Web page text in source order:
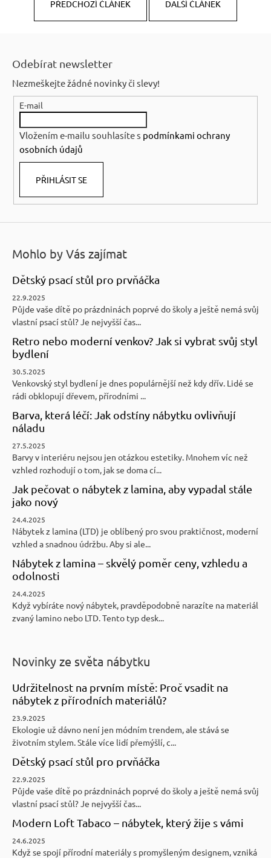
PŘEDCHOZÍ ČLÁNEK DALŠÍ ČLÁNEK
Odebírat newsletter
Nezmeškejte žádné novinky či slevy!
E-mail
Vložením e-mailu souhlasíte s podmínkami ochrany
osobních údajů
PŘIHLÁSIT SE
Mohlo by Vás zajímat
Dětský psací stůl pro prvňáčka
22.9.2025
Půjde vaše dítě po prázdninách poprvé do školy a ještě nemá svůj
vlastní psací stůl? Je nejvyšší čas...
Retro nebo moderní venkov? Jak si vybrat svůj styl
bydlení
30.5.2025
Venkovský styl bydlení je dnes populárnější než kdy dřív. Lidé se
rádi obklopují dřevem, přírodními ...
Barva, která léčí: Jak odstíny nábytku ovlivňují
náladu
27.5.2025
Barvy v interiéru nejsou jen otázkou estetiky. Mnohem víc než
vzhled rozhodují o tom, jak se doma cí...
Jak pečovat o nábytek z lamina, aby vypadal stále
jako nový
24.4.2025
Nábytek z lamina (LTD) je oblíbený pro svou praktičnost, moderní
vzhled a snadnou údržbu. Aby si ale...
Nábytek z lamina – skvělý poměr ceny, vzhledu a
odolnosti
24.4.2025
Když vybíráte nový nábytek, pravděpodobně narazíte na materiál
zvaný lamino nebo LTD. Tento typ desk...
Novinky ze světa nábytku
Udržitelnost na prvním místě: Proč vsadit na
nábytek z přírodních materiálů?
23.9.2025
Ekologie už dávno není jen módním trendem, ale stává se
životním stylem. Stále více lidí přemýšlí, c...
Dětský psací stůl pro prvňáčka
22.9.2025
Půjde vaše dítě po prázdninách poprvé do školy a ještě nemá svůj
vlastní psací stůl? Je nejvyšší čas...
Modern Loft Tabaco – nábytek, který žije s vámi
24.6.2025
Když se spojí přírodní materiály s promyšleným designem, vzniká